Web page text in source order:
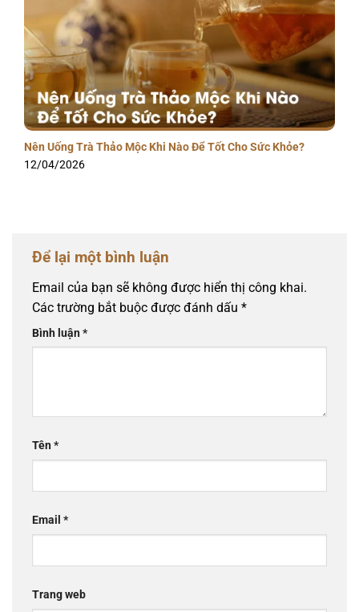
Nên Uống Trà Thảo Mộc Khi Nào Để Tốt Cho Sức Khỏe?
12/04/2026
Để lại một bình luận
Email của bạn sẽ không được hiển thị công khai.
Các trường bắt buộc được đánh dấu *
Bình luận*
Tên*
Email *
Trang web